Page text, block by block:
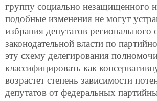
группу социально незащищенного
подобные изменения не могут
избрания депутатов регионального
законодательной власти по
эту схему делегирования
классифицировать как
возрастет степень зависимости
депутатов от федеральных